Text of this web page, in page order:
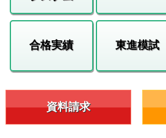
合格実績 東進模試
資料請求